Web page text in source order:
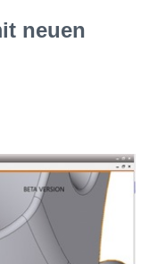
neuen